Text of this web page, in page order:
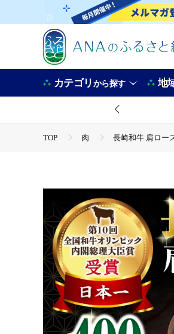
カテゴリから探す 地
TOP 肉 長崎和牛 肩ロー